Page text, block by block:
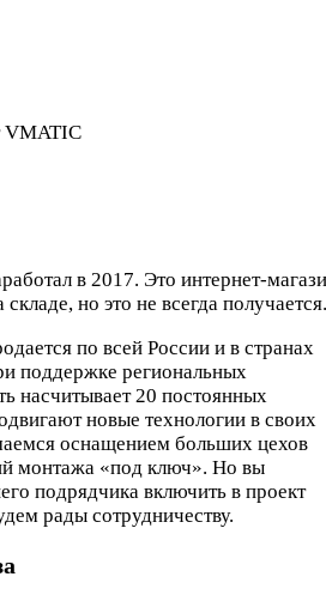
VMATIC
в 2017. Это интернет-
но это не всегда
по всей России и в странах
поддержке региональных
насчитывает 20 постоянных
новые технологии в своих
оснащением больших цехов
монтажа «под ключ». Но вы
подрядчика включить в проект
рады сотрудничеству.